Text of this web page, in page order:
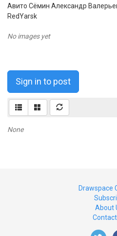
Авито Сёмин Александр
RedYarsk
No images yet
Sign in to post
None
Drawspace
About